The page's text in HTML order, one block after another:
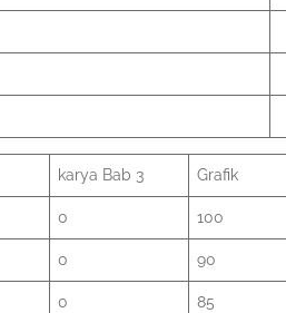
karya Bab 3 Grafik
0 100
0 90
0 85